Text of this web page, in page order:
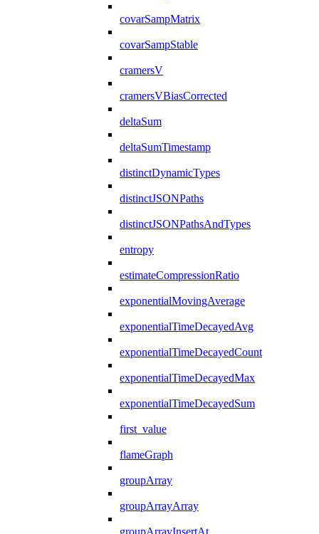
covarSampMatrix
covarSampStable
cramersV
cramersVBiasCorrected
deltaSum
deltaSumTimestamp
distinctDynamicTypes
distinctJSONPaths
distinctJSONPathsAndTypes
entropy
estimateCompressionRatio
exponentialMovingAverage
exponentialTimeDecayedAvg
exponentialTimeDecayedCount
exponentialTimeDecayedMax
exponentialTimeDecayedSum
first_value
flameGraph
groupArray
groupArrayArray
groupArrayInsertAt